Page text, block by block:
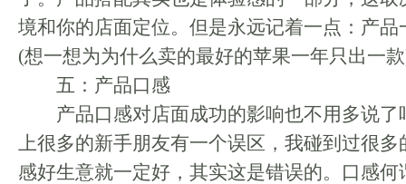
境和你的店面定位。但是永远记着一点：产品
(想一想为为什么卖的最好的苹果一年只出一
五：产品口感
产品口感对店面成功的影响也不用多说了
上很多的新手朋友有一个误区，我碰到过很多
感好生意就一定好，其实这是错误的。口感何